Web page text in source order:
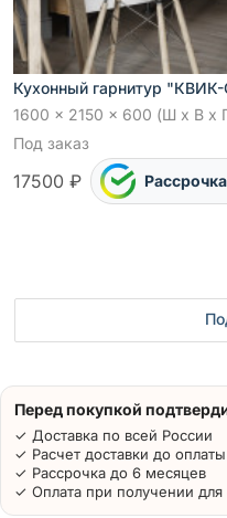
Кухонный гарнитур
1600 x 2150 x 600 (Ш x В x
Под заказ
17500 ₽ Рассрочка
Перед покупкой
✓ Доставка по всей России
✓ Расчет доставки до оплаты
✓ Рассрочка до 6 месяцев
✓ Оплата при получении для